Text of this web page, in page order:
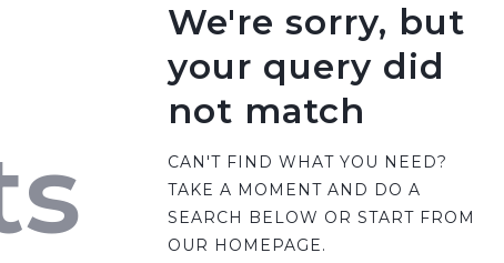
We're sorry, but
your query did
not match
CAN'T FIND WHAT YOU NEED?
TAKE A MOMENT AND DO A
SEARCH BELOW OR START FROM
OUR HOMEPAGE.